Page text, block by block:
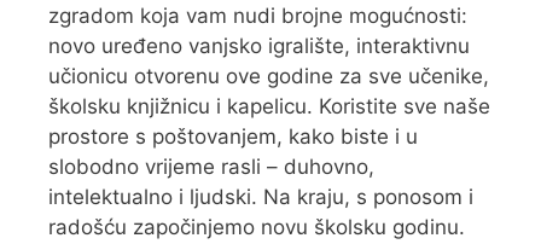
zgradom koja vam nudi brojne mogućnosti:
novo uređeno vanjsko igralište, interaktivnu
učionicu otvorenu ove godine za sve učenike,
školsku knjižnicu i kapelicu. Koristite sve naše
prostore s poštovanjem, kako biste i u
slobodno vrijeme rasli – duhovno,
intelektualno i ljudski. Na kraju, s ponosom i
radošću započinjemo novu školsku godinu.